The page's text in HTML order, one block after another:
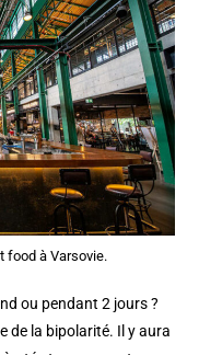
food à Varsovie.
ou pendant 2 jours ?
de la bipolarité. Il y aura